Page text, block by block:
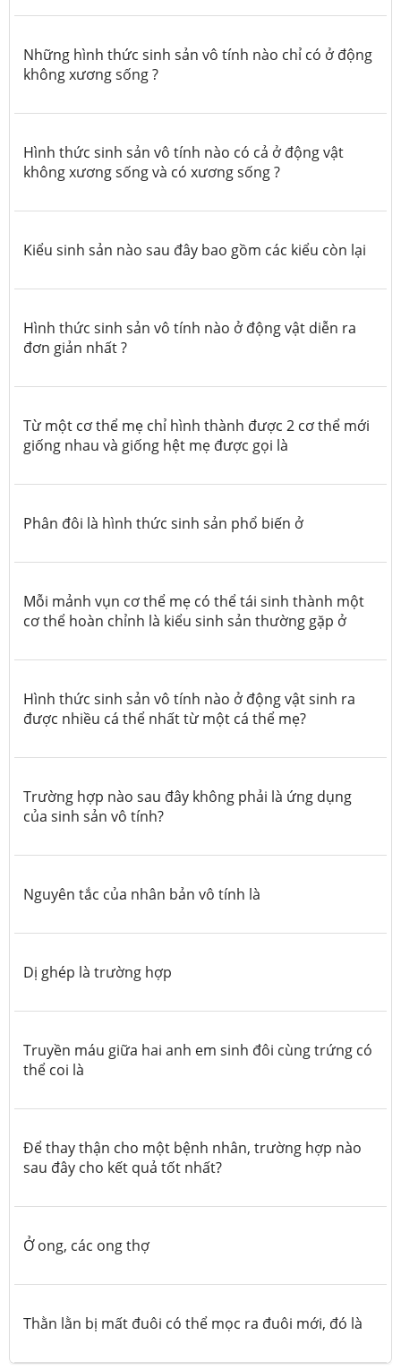
Những hình thức sinh sản vô tính nào chỉ có ở động
không xương sống ?
Hình thức sinh sản vô tính nào có cả ở động vật
không xương sống và có xương sống ?
Kiểu sinh sản nào sau đây bao gồm các kiểu còn lại
Hình thức sinh sản vô tính nào ở động vật diễn ra
đơn giản nhất ?
Từ một cơ thể mẹ chỉ hình thành được 2 cơ thể mới
giống nhau và giống hệt mẹ được gọi là
Phân đôi là hình thức sinh sản phổ biến ở
Mỗi mảnh vụn cơ thể mẹ có thể tái sinh thành một
cơ thể hoàn chỉnh là kiểu sinh sản thường gặp ở
Hình thức sinh sản vô tính nào ở động vật sinh ra
được nhiều cá thể nhất từ một cá thể mẹ?
Trường hợp nào sau đây không phải là ứng dụng
của sinh sản vô tính?
Nguyên tắc của nhân bản vô tính là
Dị ghép là trường hợp
Truyền máu giữa hai anh em sinh đôi cùng trứng có
thể coi là
Để thay thận cho một bệnh nhân, trường hợp nào
sau đây cho kết quả tốt nhất?
Ở ong, các ong thợ
Thằn lằn bị mất đuôi có thể mọc ra đuôi mới, đó là